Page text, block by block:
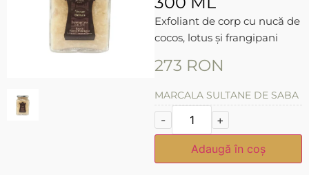
Exfoliant de corp cu nucă de
cocos, lotus și frangipani
273 RON
MARCALA SULTANE DE SABA
- +
Adaugă în coș